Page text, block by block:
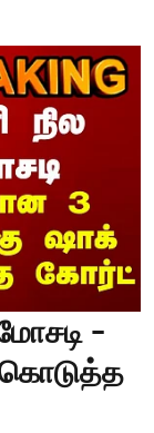
-
கொடுத்த